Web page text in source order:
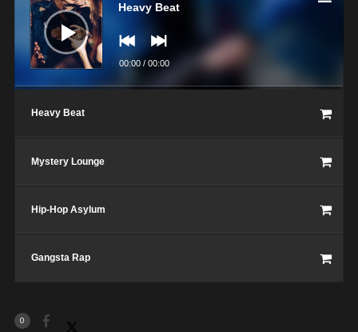
Heavy Beat
00:00/ 00:00
Heavy Beat
Mystery Lounge
Hip-Hop Asylum
Gangsta Rap
0